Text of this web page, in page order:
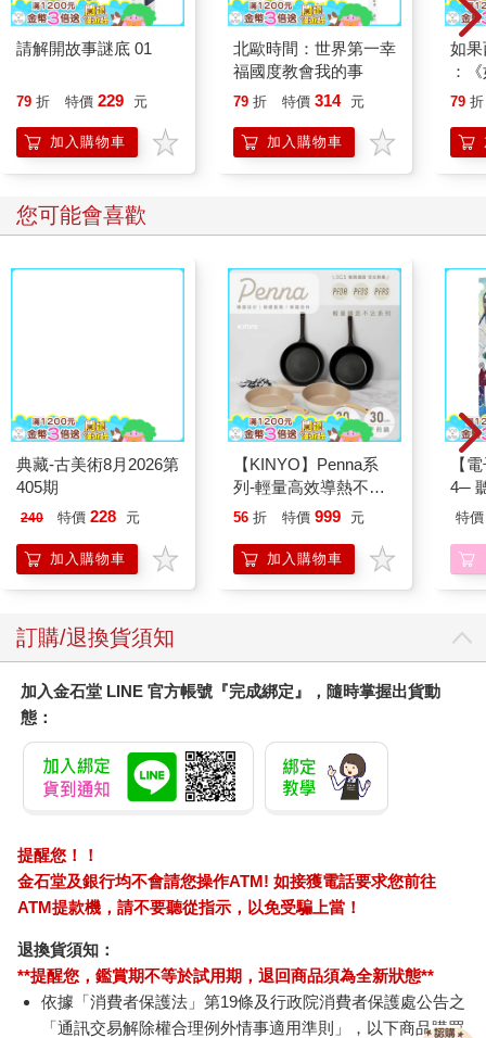
到我們甚至不會去多加思考的程度。就連我們用來表述自己的語
言中，也深埋著這些觀念的影子。許多呼吸法的練習者，因為對
自我有著根本性的誤解，繼而以錯誤的角度去理解呼吸方法，並
陷入瓶頸。本書的目標，就是解開這層誤解。因此，倘若你很難
而訓練，將從「能接收到微弱的潛意識自我訊號」開始。在第四
章與第五章，你會學著去覺察潛意識自我，破解其發送的微妙訊
章，你將學到，在用呼吸來傳遞訊息時，如何透過「健全呼吸」
（functional breathing），表達適當的語氣及語調。在第八章，則
會將所學運用到基本功──覺察練習上。在第九章，我們會用一系
列呼吸技巧，建立一套呼吸詞彙，傳達不同訊息。第十章則會解
答你的疑問，了解該透過鼻子，還是嘴巴來呼吸？第十一章和十
二章則會指導， 如何透過加強二氧化碳耐受度或超級換氣練習，
鍛鍊潛意識自我，或在其滔滔不絕的時候打斷它，進而提升內在
關係。第十三章則解釋了情緒的生理機能，並提供能與潛意識自
我建立連結，從而傾聽其聲音的強大技巧，讓我們以強而有力的
方式，建立起過去或許不曾有過的連結。
最後一章的重點則在於協助你運用本書所學的方法，建立一套日
常訓練計畫，為人生迎來積極的改變。無論你的目標，是提升運
動表現、更自在面對社交環境、提升創造力， 還是純粹希望自己
能應付那些感到孤立無援的時刻，我都有一套適合你的入門計
畫。此外，幾乎每一章，都會提供練習或務實的建議，以利你掌
握學習的內容。在這個過程中，你也能進一步建立起正向的內在
關係，而這是你應得的。
室」，指導你該如何學以致用。這些技巧需要一些時間才能掌
握，因此不要著急。你在前面章節中所學到的技巧，會隨著你不
斷進步，漸漸帶來回報。而這些技巧，也都會為後續章節的學習
內容打下基礎。當然，你可以一口氣讀完整本書，但你也許會想
在章與章之間暫停一到兩天，練習所學，以確保你把前一章的基
礎打好，再繼續學習下一章的內容。倘若從第四章開始，你願意
在每一章之間，花上數天至一週的時間，來熟練這些技巧，或許
能對學習內容有更深刻的體悟。當然，決定權在你。
目標，就是讓你學會與內在自我建立連結。多年來，我與客戶都
透過這套方法，找回與自我連結的時刻。每一個人都循序漸進地
建立起更深刻的連結，並有能力展開積極的行動。話說回來，呼
就能學會用讓思考更透徹、行動更加自信的方式，和自己溝通。
願你的每一次呼吸，都予你更強大的連結。
請解開故事謎底 01
79 折 特價 229 元
加入購物車
北歐時間：世界第一幸
福國度教會我的事
79 折 特價 314 元
加入購物車
如
：
喵
79 折
您可能會喜歡
典藏-古美術8月2026第
405期
240 特價 228 元
加入購物車
【KINYO】Penna系
列-輕量高效導熱不沾
平煎鍋30cm
56 折 特價 999 元
加入購物車
【
4─
期
特價
訂購/退換貨須知
加入金石堂 LINE 官方帳號『完成綁定』，隨時掌握出貨動
態：
提醒您！！
金石堂及銀行均不會請您操作ATM! 如接獲電話要求您前往
ATM提款機，請不要聽從指示，以免受騙上當！
退換貨須知：
**提醒您，鑑賞期不等於試用期，退回商品須為全新狀態**
依據「消費者保護法」第19條及行政院消費者保護處公告之
「通訊交易解除權合理例外情事適用準則」，以下商品購買